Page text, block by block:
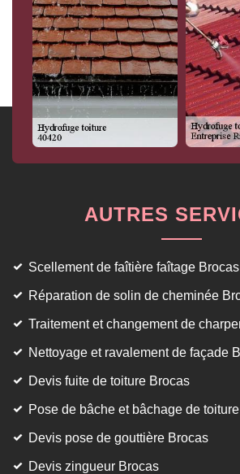
AUTRES
Scellement de faîtière faîtage Brocas
Réparation de solin de cheminée
Traitement et changement de
Nettoyage et ravalement de façade
Devis fuite de toiture Brocas
Pose de bâche et bâchage de
Devis pose de gouttière Brocas
Devis zingueur Brocas